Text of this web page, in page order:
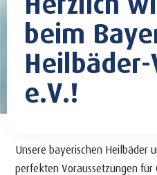
beim
e.V.!
Unsere bayerischen Heilbäder
perfekten Voraussetzungen für